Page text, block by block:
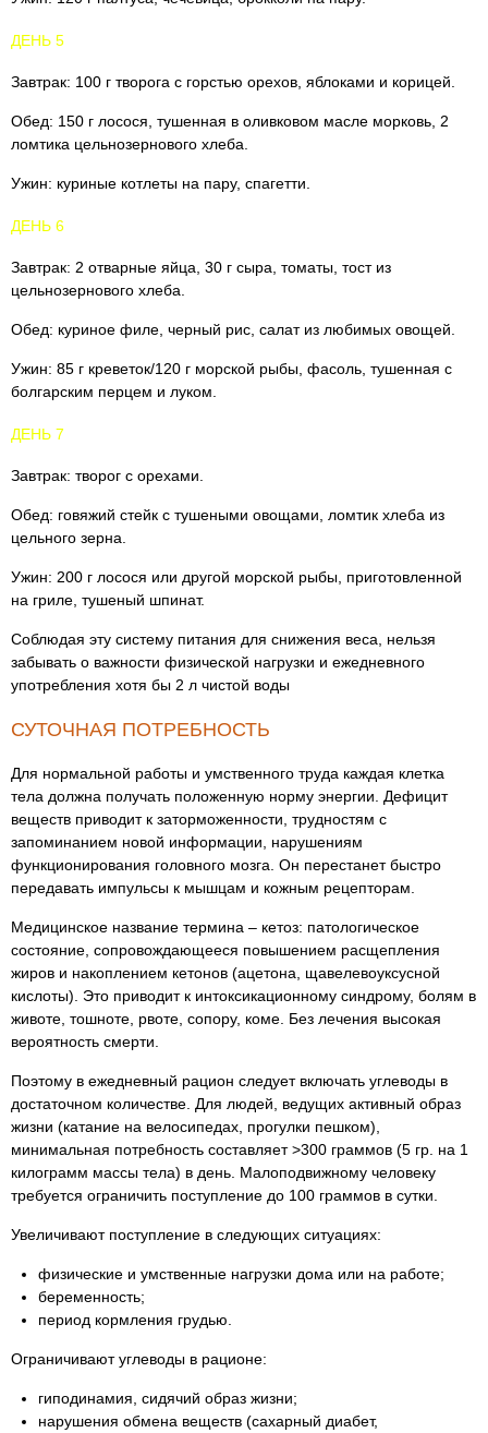
ДЕНЬ 5
Завтрак: 100 г творога с горстью орехов, яблоками и корицей.
Обед: 150 г лосося, тушенная в оливковом масле морковь, 2
ломтика цельнозернового хлеба.
Ужин: куриные котлеты на пару, спагетти.
ДЕНЬ 6
Завтрак: 2 отварные яйца, 30 г сыра, томаты, тост из
цельнозернового хлеба.
Обед: куриное филе, черный рис, салат из любимых овощей.
Ужин: 85 г креветок/120 г морской рыбы, фасоль, тушенная с
болгарским перцем и луком.
ДЕНЬ 7
Завтрак: творог с орехами.
Обед: говяжий стейк с тушеными овощами, ломтик хлеба из
цельного зерна.
Ужин: 200 г лосося или другой морской рыбы, приготовленной
на гриле, тушеный шпинат.
Соблюдая эту систему питания для снижения веса, нельзя
забывать о важности физической нагрузки и ежедневного
употребления хотя бы 2 л чистой воды
СУТОЧНАЯ ПОТРЕБНОСТЬ
Для нормальной работы и умственного труда каждая клетка
тела должна получать положенную норму энергии. Дефицит
веществ приводит к заторможенности, трудностям с
запоминанием новой информации, нарушениям
функционирования головного мозга. Он перестанет быстро
передавать импульсы к мышцам и кожным рецепторам.
Медицинское название термина – кетоз: патологическое
состояние, сопровождающееся повышением расщепления
жиров и накоплением кетонов (ацетона, щавелевоуксусной
кислоты). Это приводит к интоксикационному синдрому, болям в
животе, тошноте, рвоте, сопору, коме. Без лечения высокая
вероятность смерти.
Поэтому в ежедневный рацион следует включать углеводы в
достаточном количестве. Для людей, ведущих активный образ
жизни (катание на велосипедах, прогулки пешком),
минимальная потребность составляет >300 граммов (5 гр. на 1
килограмм массы тела) в день. Малоподвижному человеку
требуется ограничить поступление до 100 граммов в сутки.
Увеличивают поступление в следующих ситуациях:
физические и умственные нагрузки дома или на работе;
беременность;
период кормления грудью.
Ограничивают углеводы в рационе:
гиподинамия, сидячий образ жизни;
нарушения обмена веществ (сахарный диабет,